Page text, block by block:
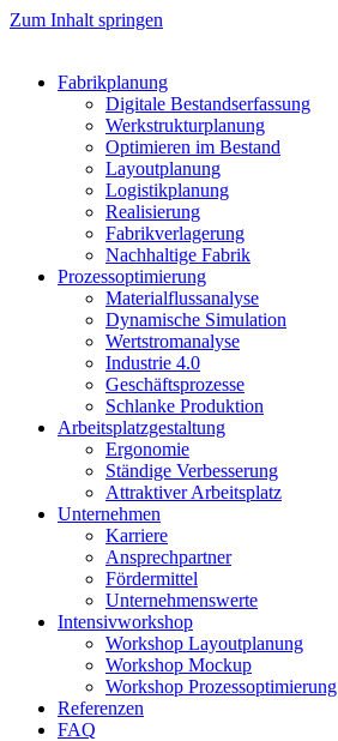
Zum Inhalt springen
Fabrikplanung
Digitale Bestandserfassung
Werkstrukturplanung
Optimieren im Bestand
Layoutplanung
Logistikplanung
Realisierung
Fabrikverlagerung
Nachhaltige Fabrik
Prozessoptimierung
Materialflussanalyse
Dynamische Simulation
Wertstromanalyse
Industrie 4.0
Geschäftsprozesse
Schlanke Produktion
Arbeitsplatzgestaltung
Ergonomie
Ständige Verbesserung
Attraktiver Arbeitsplatz
Unternehmen
Karriere
Ansprechpartner
Fördermittel
Unternehmenswerte
Intensivworkshop
Workshop Layoutplanung
Workshop Mockup
Workshop Prozessoptimierung
Referenzen
FAQ